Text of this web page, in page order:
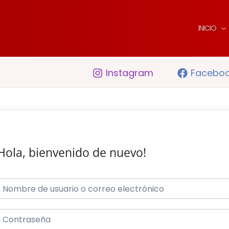
INICIO
Instagram
bienvenido de nuevo!